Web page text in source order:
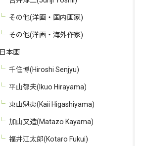
その他(洋画・国内画家)
その他(洋画・海外作家)
日本画
千住博(Hiroshi Senjyu)
平山郁夫(Ikuo Hirayama)
東山魁夷(Kaii Higashiyama)
加山又造(Matazo Kayama)
福井江太郎(Kotaro Fukui)